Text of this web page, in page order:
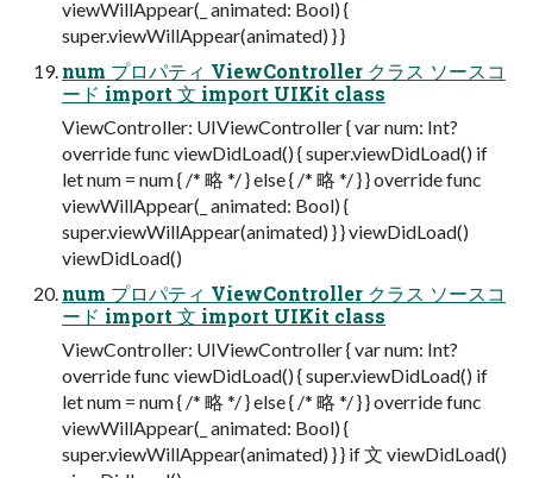
viewWillAppear(_ animated: Bool) {
super.viewWillAppear(animated) } }
num プロパティ ViewController クラス ソースコ
ード import 文 import UIKit class
ViewController: UIViewController { var num: Int?
override func viewDidLoad() { super.viewDidLoad() if
let num = num { /* 略 */ } else { /* 略 */ } } override func
viewWillAppear(_ animated: Bool) {
super.viewWillAppear(animated) } } viewDidLoad()
viewDidLoad()
num プロパティ ViewController クラス ソースコ
ード import 文 import UIKit class
ViewController: UIViewController { var num: Int?
override func viewDidLoad() { super.viewDidLoad() if
let num = num { /* 略 */ } else { /* 略 */ } } override func
viewWillAppear(_ animated: Bool) {
super.viewWillAppear(animated) } } if 文 viewDidLoad()